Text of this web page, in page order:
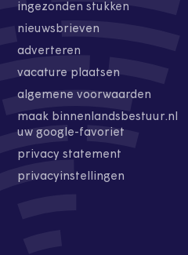
ingezonden stukken
nieuwsbrieven
adverteren
vacature plaatsen
algemene voorwaarden
maak binnenlandsbestuur.nl
uw google-favoriet
privacy statement
privacyinstellingen